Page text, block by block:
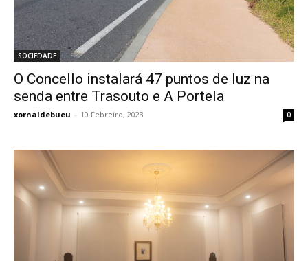
SOCIEDADE
O Concello instalará 47 puntos de luz na
senda entre Trasouto e A Portela
xornaldebueu - 10 Febreiro, 2023 0